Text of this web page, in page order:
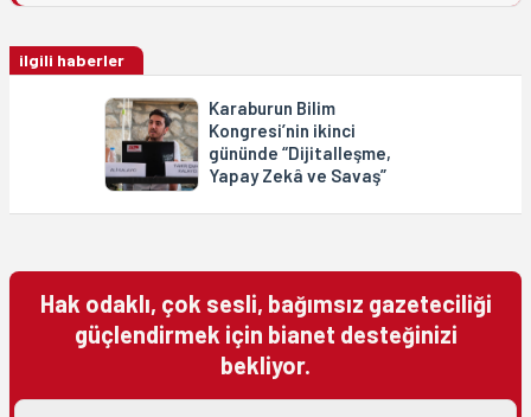
ilgili haberler
Karaburun Bilim
Kongresi’nin ikinci
gününde “Dijitalleşme,
Yapay Zekâ ve Savaş”
Hak odaklı, çok sesli, bağımsız gazeteciliği
güçlendirmek için bianet desteğinizi
bekliyor.